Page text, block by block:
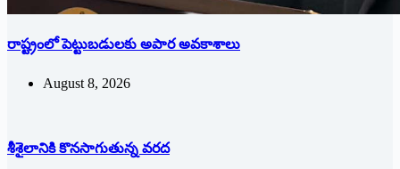
రాష్ట్రంలో పెట్టుబడులకు అపార అవకాశాలు
August 8, 2026
శీశైలానికి కొనసాగుతున్న వరద